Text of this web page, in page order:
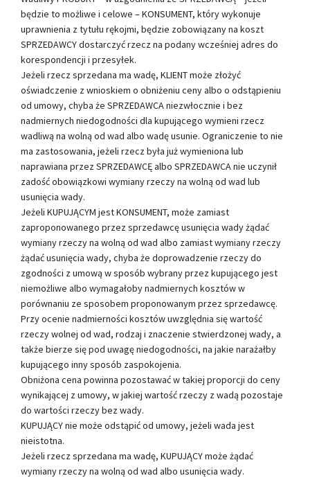
będzie to możliwe i celowe – KONSUMENT, który wykonuje
uprawnienia z tytułu rękojmi, będzie zobowiązany na koszt
SPRZEDAWCY dostarczyć rzecz na podany wcześniej adres do
korespondencji i przesyłek.
Jeżeli rzecz sprzedana ma wadę, KLIENT może złożyć
oświadczenie z wnioskiem o obniżeniu ceny albo o odstąpieniu
od umowy, chyba że SPRZEDAWCA niezwłocznie i bez
nadmiernych niedogodności dla kupującego wymieni rzecz
wadliwą na wolną od wad albo wadę usunie. Ograniczenie to nie
ma zastosowania, jeżeli rzecz była już wymieniona lub
naprawiana przez SPRZEDAWCĘ albo SPRZEDAWCA nie uczynił
zadość obowiązkowi wymiany rzeczy na wolną od wad lub
usunięcia wady.
Jeżeli KUPUJĄCYM jest KONSUMENT, może zamiast
zaproponowanego przez sprzedawcę usunięcia wady żądać
wymiany rzeczy na wolną od wad albo zamiast wymiany rzeczy
żądać usunięcia wady, chyba że doprowadzenie rzeczy do
zgodności z umową w sposób wybrany przez kupującego jest
niemożliwe albo wymagałoby nadmiernych kosztów w
porównaniu ze sposobem proponowanym przez sprzedawcę.
Przy ocenie nadmierności kosztów uwzględnia się wartość
rzeczy wolnej od wad, rodzaj i znaczenie stwierdzonej wady, a
także bierze się pod uwagę niedogodności, na jakie narażałby
kupującego inny sposób zaspokojenia.
Obniżona cena powinna pozostawać w takiej proporcji do ceny
wynikającej z umowy, w jakiej wartość rzeczy z wadą pozostaje
do wartości rzeczy bez wady.
KUPUJĄCY nie może odstąpić od umowy, jeżeli wada jest
nieistotna.
Jeżeli rzecz sprzedana ma wadę, KUPUJĄCY może żądać
wymiany rzeczy na wolną od wad albo usunięcia wady.